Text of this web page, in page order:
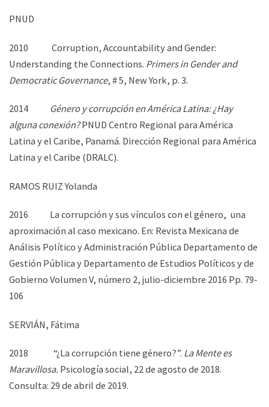
PNUD
2010 Corruption, Accountability and Gender:
Understanding the Connections. Primers in Gender and
Democratic Governance, # 5, New York, p. 3.
2014 Género y corrupción en América Latina: ¿Hay
alguna conexión?PNUD Centro Regional para América
Latina y el Caribe, Panamá. Dirección Regional para América
Latina y el Caribe (DRALC).
RAMOS RUIZ Yolanda
2016 La corrupción y sus vínculos con el género, una
aproximación al caso mexicano. En: Revista Mexicana de
Análisis Político y Administración Pública Departamento de
Gestión Pública y Departamento de Estudios Políticos y de
Gobierno Volumen V, número 2, julio-diciembre 2016 Pp. 79-
106
SERVIÁN, Fátima
2018 “¿La corrupción tiene género?”. La Mente es
Maravillosa. Psicología social, 22 de agosto de 2018.
Consulta: 29 de abril de 2019.